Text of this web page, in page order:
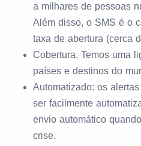
a milhares de pessoas
Além disso, o SMS é o
taxa de abertura (cerca
Cobertura. Temos uma
países e destinos do
Automatizado: os
ser facilmente
envio automático
crise.